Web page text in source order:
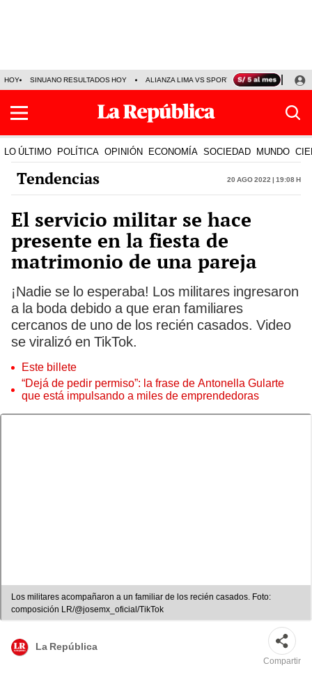
HOY SINUANO RESULTADOS HOY ALIANZA LIMA VS SPORT BOYS JORGE
LO ÚLTIMO POLÍTICA OPINIÓN ECONOMÍA SOCIEDAD MUNDO
Tendencias 20 Ago 2022 | 19:08 h
El servicio militar se hace
presente en la fiesta de
matrimonio de una pareja
¡Nadie se lo esperaba! Los militares ingresaron
a la boda debido a que eran familiares
cercanos de uno de los recién casados. Video
se viralizó en TikTok.
Este billete
“Dejá de pedir permiso”: la frase de Antonella Gularte
que está impulsando a miles de emprendedoras
Los militares acompañaron a un familiar de los recién casados. Foto:
composición LR/@josemx_oficial/TikTok
La República
Compartir